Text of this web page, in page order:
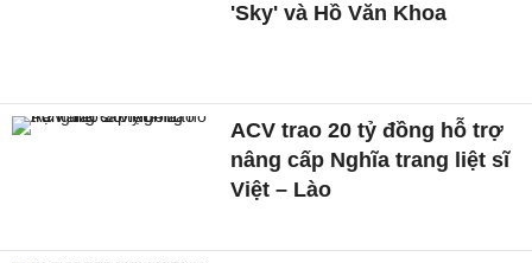
'Sky' và Hồ Văn Khoa
ACV trao 20 tỷ đồng hỗ trợ
nâng cấp Nghĩa trang liệt sĩ
Việt – Lào